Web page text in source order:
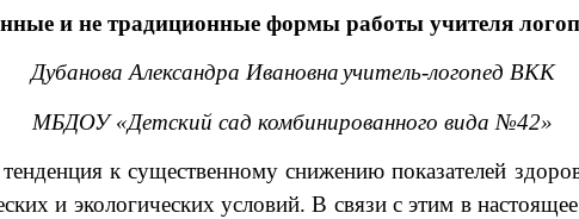
и не традиционные формы работы учителя
Дубанова Александра Ивановнаучитель-логопед ВКК
МБДОУ «Детский сад комбинированного вида №42»
к существенному снижению показателей
и экологических условий. В связи с этим в